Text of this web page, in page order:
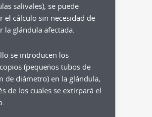
salivales), se puede
el cálculo sin necesidad de
la glándula afectada.
se introducen los
(pequeños tubos de
de diámetro) en la glándula,
de los cuales se extirpará el